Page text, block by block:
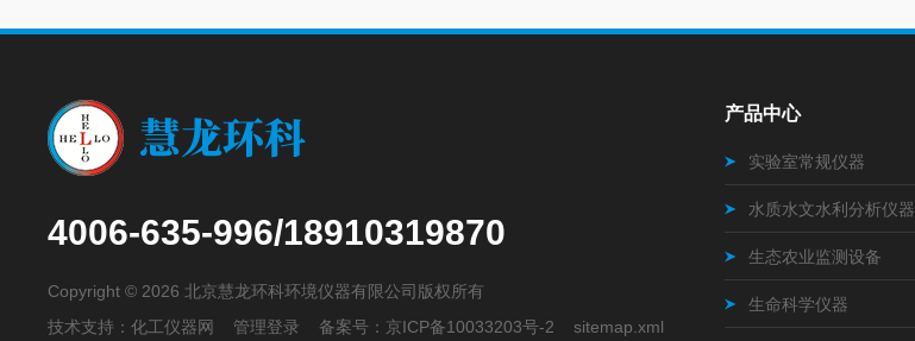
4006-635-996/18910319870
Copyright © 2026 北京慧龙环科环境仪器有限公司版权所有
技术支持：化工仪器网 管理登录 备案号： 京ICP备10033203号-2 sitemap.xml
产品中心
实验室常规仪器
水质水文水利分析仪器
生态农业监测设备
生命科学仪器